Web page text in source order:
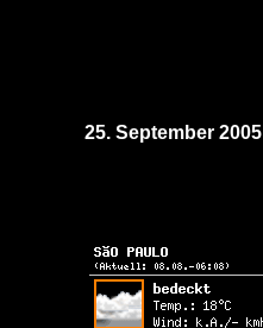
25. September 2005